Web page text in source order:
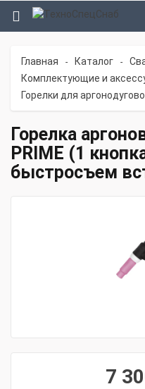
Главная - Каталог -
Комплектующие и
Горелки для
Горелка
PRIME (1
быстросъем
7